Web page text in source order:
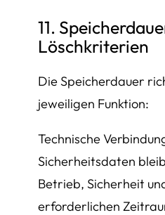
11.
Löschkriterien
Die Speicherdauer
jeweiligen Funktion:
Technische
Sicherheitsdaten
Betrieb, Sicherheit
erforderlichen